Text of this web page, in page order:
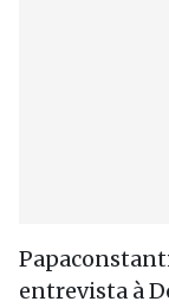
entrevista à